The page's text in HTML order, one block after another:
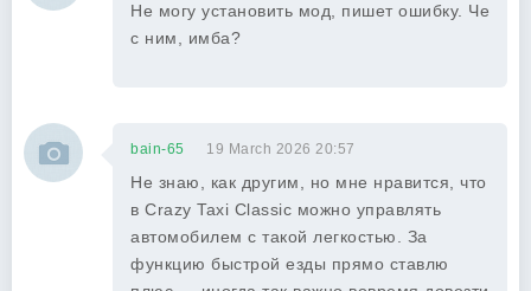
Не могу установить мод, пишет ошибку. Че
с ним, имба?
bain-65 19 March 2026 20:57
Не знаю, как другим, но мне нравится, что
в Crazy Taxi Classic можно управлять
автомобилем с такой легкостью. За
функцию быстрой езды прямо ставлю